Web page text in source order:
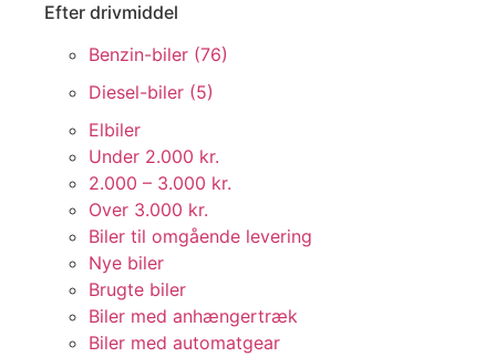
Efter drivmiddel
Benzin-biler (76)
Diesel-biler (5)
Elbiler
Under 2.000 kr.
2.000 – 3.000 kr.
Over 3.000 kr.
Biler til omgående levering
Nye biler
Brugte biler
Biler med anhængertræk
Biler med automatgear